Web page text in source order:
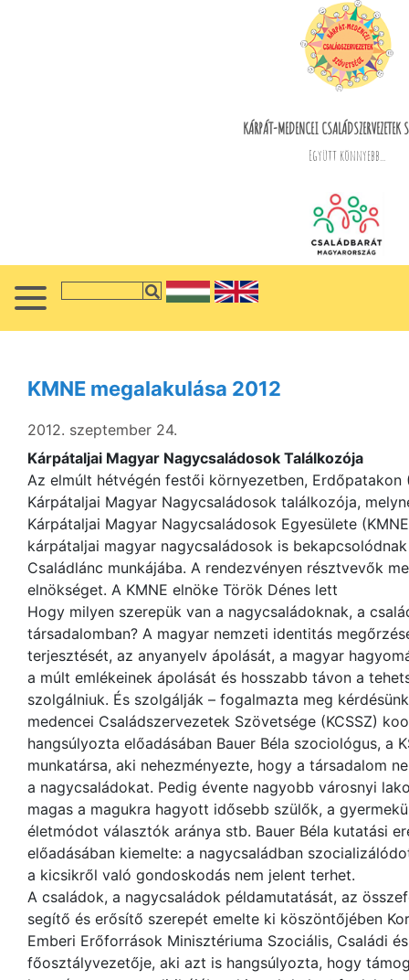
KÁRPÁT-MEDENCEI CSALÁDSZERVEZETEK
Együtt könnyebb...
KMNE megalakulása 2012
2012. szeptember 24.
Kárpátaljai Magyar Nagycsaládosok Találkozója
Az elmúlt hétvégén festői környezetben,
Kárpátaljai Magyar Nagycsaládosok találkozója,
Kárpátaljai Magyar Nagycsaládosok Egyesülete
kárpátaljai magyar nagycsaládosok is
Családlánc munkájába. A rendezvényen résztvevők
elnökséget. A KMNE elnöke Török Dénes lett
Hogy milyen szerepük van a nagycsaládoknak, a
társadalomban? A magyar nemzeti identitás
terjesztését, az anyanyelv ápolását, a magyar
a múlt emlékeinek ápolását és hosszabb távon a
szolgálniuk. És szolgálják – fogalmazta meg
medencei Családszervezetek Szövetsége (KCSSZ)
hangsúlyozta előadásában Bauer Béla szociológus, a
munkatársa, aki nehezményezte, hogy a társadalom
a nagycsaládokat. Pedig évente nagyobb városnyi
magas a magukra hagyott idősebb szülők, a
életmódot választók aránya stb. Bauer Béla kutatási
előadásában kiemelte: a nagycsaládban
a kicsikről való gondoskodás nem jelent terhet.
A családok, a nagycsaládok példamutatását, az
segítő és erősítő szerepét emelte ki köszöntőjében
Emberi Erőforrá­sok Minisztériuma Szociális, Családi
főosztályvezetője, aki azt is hangsúlyozta, hogy